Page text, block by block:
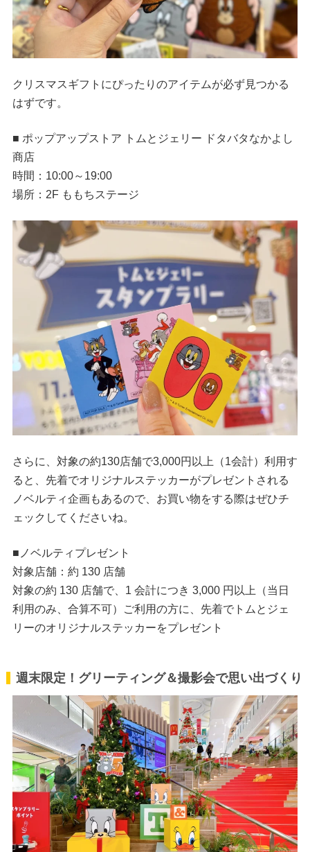
クリスマスギフトにぴったりのアイテムが必ず見つかる
はずです。
■ ポップアップストア トムとジェリー ドタバタなかよし
商店
時間：10:00～19:00
場所：2F ももちステージ
さらに、対象の約130店舗で3,000円以上（1会計）利用す
ると、先着でオリジナルステッカーがプレゼントされる
ノベルティ企画もあるので、お買い物をする際はぜひチ
ェックしてくださいね。
■ノベルティプレゼント
対象店舗：約 130 店舗
対象の約 130 店舗で、1 会計につき 3,000 円以上（当日
利用のみ、合算不可）ご利用の方に、先着でトムとジェ
リーのオリジナルステッカーをプレゼント
週末限定！グリーティング＆撮影会で思い出づくり